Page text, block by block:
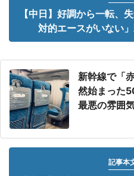
【中日】好調から一転
対的エースがいない
新幹線で「
然始まった
最悪の雰囲
記事本